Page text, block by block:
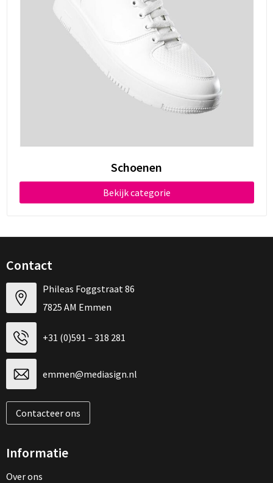
Schoenen
Bekijk categorie
Contact
Phileas Foggstraat 86
7825 AM Emmen
+31 (0)591 – 318 281
emmen@mediasign.nl
Contacteer ons
Informatie
Over ons